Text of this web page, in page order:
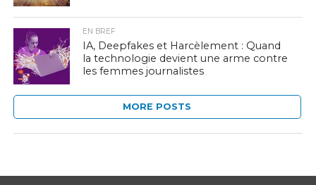
EN BREF
IA, Deepfakes et Harcèlement : Quand
la technologie devient une arme contre
les femmes journalistes
MORE POSTS